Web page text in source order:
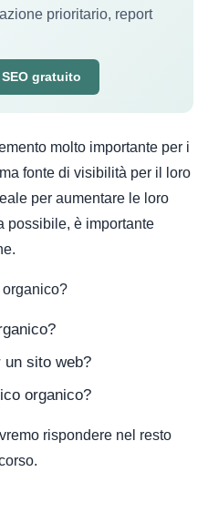
prioritario, report
gratuito
molto importante per i
fonte di visibilità per il loro
per aumentare le loro
possibile, è importante
un sito web?
organico?
rispondere nel resto